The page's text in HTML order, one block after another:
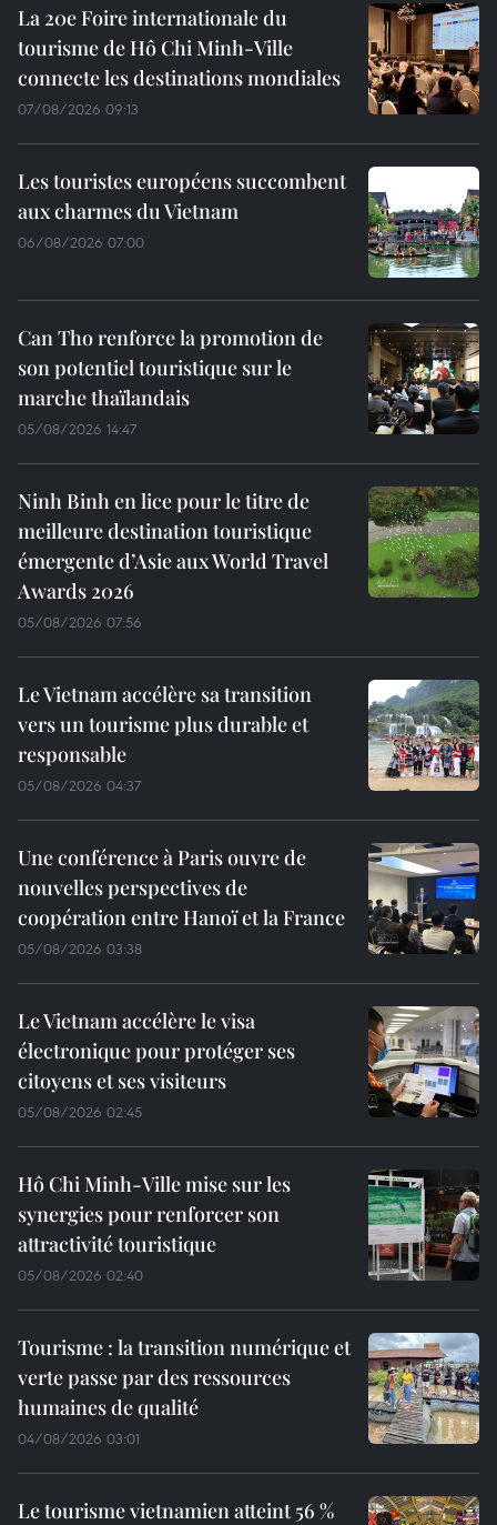
La 20e Foire internationale du
tourisme de Hô Chi Minh-Ville
connecte les destinations mondiales
07/08/2026 09:13
Les touristes européens succombent
aux charmes du Vietnam
06/08/2026 07:00
Can Tho renforce la promotion de
son potentiel touristique sur le
marche thaïlandais
05/08/2026 14:47
Ninh Binh en lice pour le titre de
meilleure destination touristique
émergente d’Asie aux World Travel
Awards 2026
05/08/2026 07:56
Le Vietnam accélère sa transition
vers un tourisme plus durable et
responsable
05/08/2026 04:37
Une conférence à Paris ouvre de
nouvelles perspectives de
coopération entre Hanoï et la France
05/08/2026 03:38
Le Vietnam accélère le visa
électronique pour protéger ses
citoyens et ses visiteurs
05/08/2026 02:45
Hô Chi Minh-Ville mise sur les
synergies pour renforcer son
attractivité touristique
05/08/2026 02:40
Tourisme : la transition numérique et
verte passe par des ressources
humaines de qualité
04/08/2026 03:01
Le tourisme vietnamien atteint 56 %